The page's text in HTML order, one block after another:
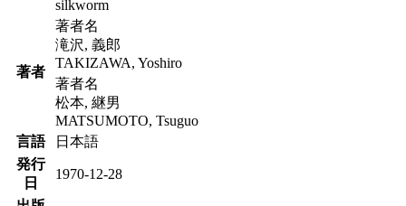
silkworm
著者
著者名
滝沢, 義郎
TAKIZAWA, Yoshiro
著者名
松本, 継男
MATSUMOTO, Tsuguo
言語
日本語
発行
日
1970-12-28